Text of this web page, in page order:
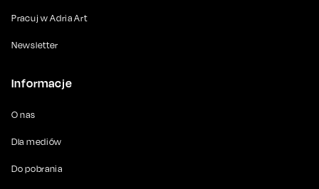
Pracuj w Adria Art
Newsletter
Informacje
O nas
Dla mediów
Do pobrania